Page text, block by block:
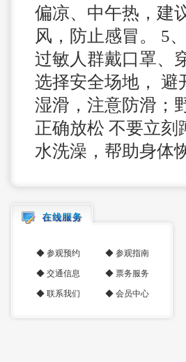
偏凉、中午热，建
风，防止感冒。 5
过敏人群戴口罩、
选择安全场地， 避
湿滑，注意防滑；
正确放松 不要立
水洗澡，帮助身体
◆ 参观预约 ◆ 参观指南
◆ 交通信息 ◆ 票务服务
◆ 联系我们 ◆ 会员中心